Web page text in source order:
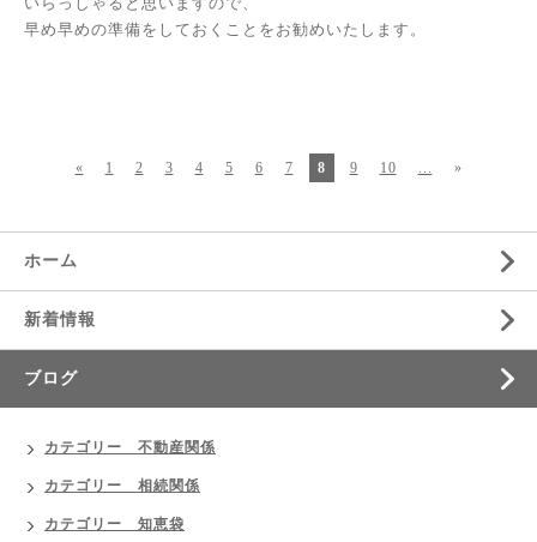
早め早めの準備をしておくことをお勧めいたします。
« 1 2 3 4 5 6 7 8 9 10 ... »
ホーム
新着情報
ブログ
カテゴリー 不動産関係
カテゴリー 相続関係
カテゴリー 知恵袋